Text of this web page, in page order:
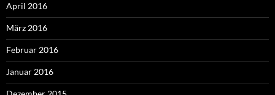
April 2016
März 2016
Februar 2016
Januar 2016